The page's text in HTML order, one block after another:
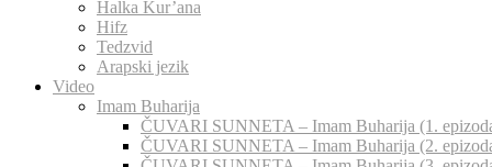
Halka Kur’ana
Hifz
Tedzvid
Arapski jezik
Video
Imam Buharija
ČUVARI SUNNETA – Imam Buharija (1.
ČUVARI SUNNETA – Imam Buharija (2.